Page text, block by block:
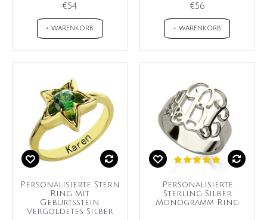
€54
+ WARENKORB
€56
+ WARENKORB
Personalisierte Stern
Ring mit
Geburtsstein
Vergoldetes Silber
Personalisierte
Sterling Silber
Monogramm Ring